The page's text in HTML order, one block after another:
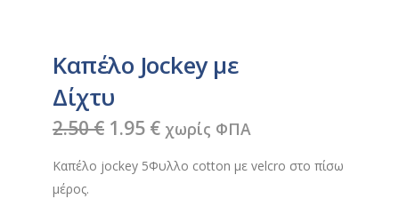
Καπέλο Jockey με
Δίχτυ
2.50€ Original
was:
1.95 €Η
τιμή
χωρίς ΦΠΑ
Καπέλο jockey 5Φυλλο cotton με velcro στο πίσω
μέρος.